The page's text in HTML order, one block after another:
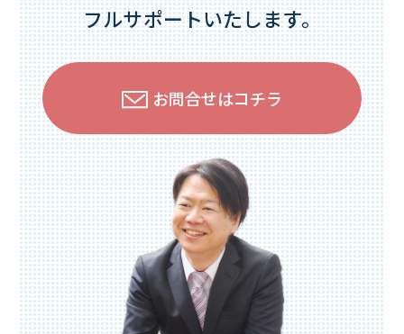
フルサポートいたします。
お問合せはコチラ